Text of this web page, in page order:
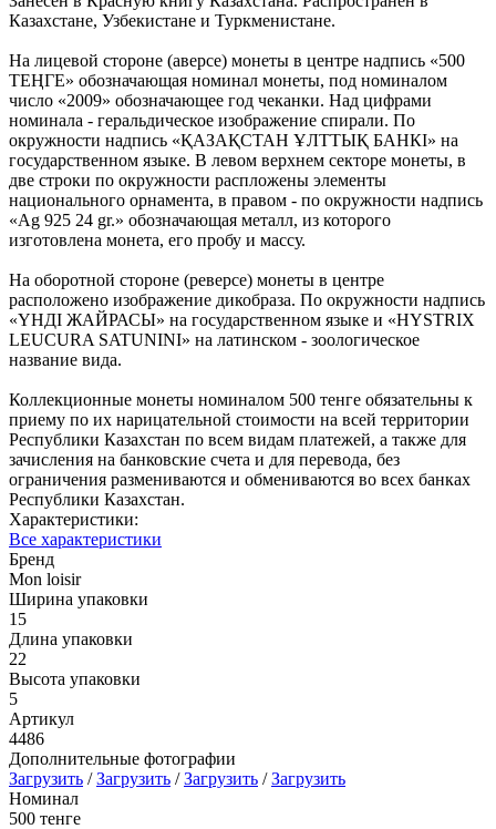
Казахстане, Узбекистане и Туркменистане.
На лицевой стороне (аверсе) монеты в центре надпись «500
ТЕҢГЕ» обозначающая номинал монеты, под номиналом
число «2009» обозначающее год чеканки. Над цифрами
номинала - геральдическое изображение спирали. По
окружности надпись «ҚАЗАҚСТАН ҰЛТТЫҚ БАНКІ» на
государственном языке. В левом верхнем секторе монеты, в
две строки по окружности распложены элементы
национального орнамента, в правом - по окружности надпись
«Ag 925 24 gr.» обозначающая металл, из которого
изготовлена монета, его пробу и массу.
На оборотной стороне (реверсе) монеты в центре
расположено изображение дикобраза. По окружности надпись
«ҮНДІ ЖАЙРАСЫ» на государственном языке и «HYSTRIX
LEUCURA SATUNINI» на латинском - зоологическое
название вида.
Коллекционные монеты номиналом 500 тенге обязательны к
приему по их нарицательной стоимости на всей территории
Республики Казахстан по всем видам платежей, а также для
зачисления на банковские счета и для перевода, без
ограничения размениваются и обмениваются во всех банках
Республики Казахстан.
Характеристики:
Все характеристики
Бренд
Mon loisir
Ширина упаковки
15
Длина упаковки
22
Высота упаковки
5
Артикул
4486
Дополнительные фотографии
Загрузить /Загрузить /Загрузить /Загрузить
Номинал
500 тенге